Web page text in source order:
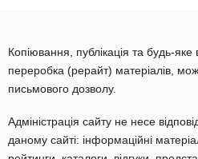
Копіювання, публікація та будь-
переробка (рерайт) матеріалів,
письмового дозволу.
Адміністрація сайту не несе
даному сайті: інформаційні